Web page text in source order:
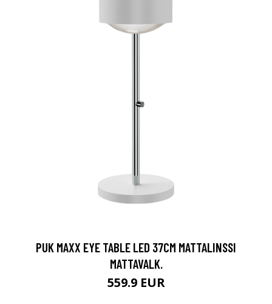
PUK MAXX EYE TABLE LED 37CM MATTALINSSI
MATTAVALK.
559.9 EUR